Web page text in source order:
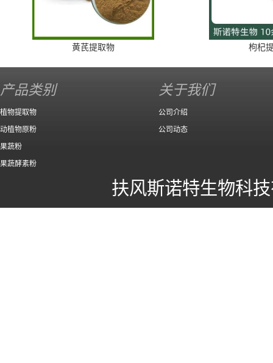
黄芪提取物 枸杞
产品类别
植物提取物
动植物原粉
果蔬粉
果蔬酵素粉
关于我们
公司介绍
公司动态
扶风斯诺特生物科